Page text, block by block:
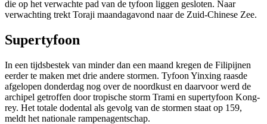
die op het verwachte pad van de tyfoon liggen gesloten. Naar
verwachting trekt Toraji maandagavond naar de Zuid-Chinese Zee.
Supertyfoon
In een tijdsbestek van minder dan een maand kregen de Filipijnen
eerder te maken met drie andere stormen. Tyfoon Yinxing raasde
afgelopen donderdag nog over de noordkust en daarvoor werd de
archipel getroffen door tropische storm Trami en supertyfoon Kong-
rey. Het totale dodental als gevolg van de stormen staat op 159,
meldt het nationale rampenagentschap.